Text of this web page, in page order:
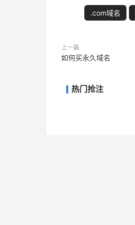
.com域名
上一篇
如何买永久域名
热门抢注